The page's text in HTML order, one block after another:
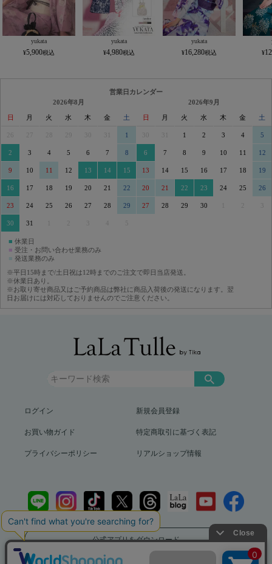
yukata
5,900
yukata
4,980
yukata
16,280
営業日カレンダー
2026年8月
日 月 火 水 木 金 土
1
2 3 4 5 6 7 8
9 10 11 12 13 14 15
16 17 18 19 20 21 22
23 24 25 26 27 28 29
30 31 5
2026年9月
日 月 火 水 木 金 土
1 2 3 4 5
6 7 8 9 10 11 12
13 14 15 16 17 18 19
20 21 22 23 24 25 26
27 28 29 30
■ 休業日
■ 受注・お問い合わせ業務のみ
■ 発送業務のみ
※平日15時まで/土日祝は12時までのご注文で即日当店発送。
※休業日あり。
※お取り寄せ商品又はご予約商品は弊社に商品入荷後の発送になります。翌
日お届けには対応しておりませんのでご注意ください。
ログイン 新規会員登録
お買い物ガイド 特定商取引に基づく表記
プライバシーポリシー リアルショップ情報
公式アプリをダウンロード